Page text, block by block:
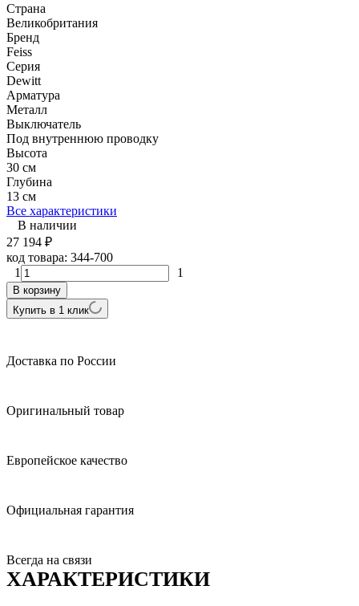
Страна
Великобритания
Бренд
Feiss
Серия
Dewitt
Арматура
Металл
Выключатель
Под внутреннюю проводку
Высота
30 см
Глубина
13 см
Все характеристики
В наличии
27 194 ₽
код товара: 344-700
1
1
В корзину
Купить в 1 клик
Доставка по России
Оригинальный товар
Европейское качество
Официальная гарантия
Всегда на связи
ХАРАКТЕРИСТИКИ